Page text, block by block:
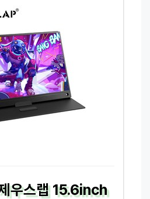
우스랩 15.6inch